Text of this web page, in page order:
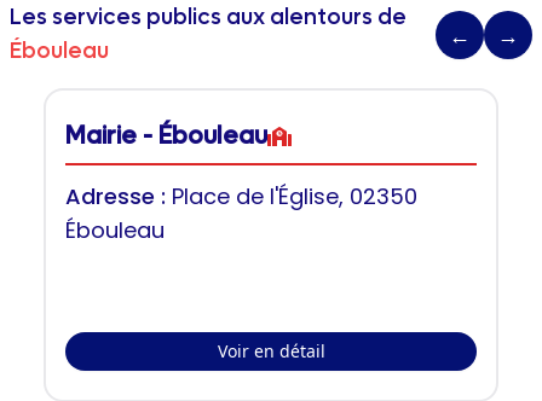
Les services publics aux alentours de
Ébouleau
← →
Mairie - Ébouleau
Adresse : Place de l'Église, 02350
Ébouleau
Voir en détail